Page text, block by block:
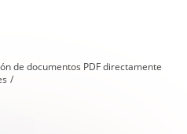
de documentos PDF directamente